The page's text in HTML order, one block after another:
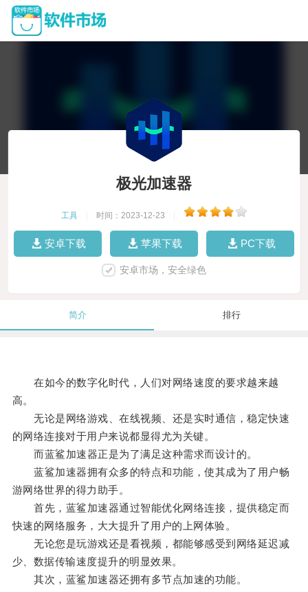
极光加速器
工具 时间：2023-12-23
安卓下载 苹果下载 PC下载
安卓市场，安全绿色
简介 排行
在如今的数字化时代，人们对网络速度的要求越来越
高。
无论是网络游戏、在线视频、还是实时通信，稳定快速
的网络连接对于用户来说都显得尤为关键。
而蓝鲨加速器正是为了满足这种需求而设计的。
蓝鲨加速器拥有众多的特点和功能，使其成为了用户畅
游网络世界的得力助手。
首先，蓝鲨加速器通过智能优化网络连接，提供稳定而
快速的网络服务，大大提升了用户的上网体验。
无论您是玩游戏还是看视频，都能够感受到网络延迟减
少、数据传输速度提升的明显效果。
其次，蓝鲨加速器还拥有多节点加速的功能。